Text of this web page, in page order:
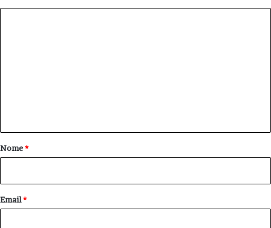
o
Nome*
Email*